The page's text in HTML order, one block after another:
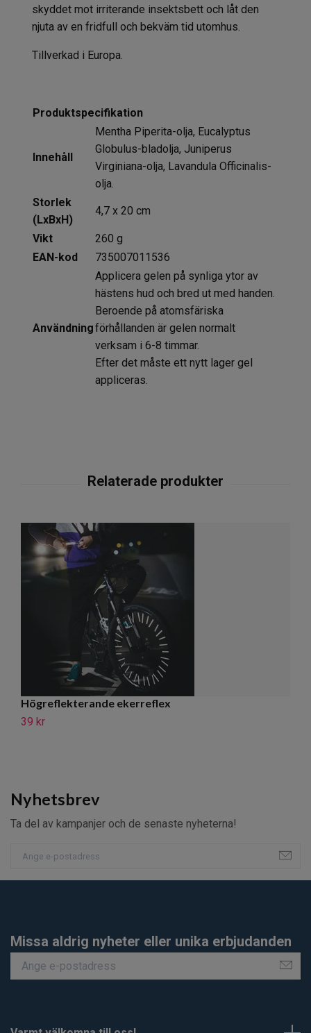
Nyhetsbrev
Ta del av kampanjer och de senaste nyheterna!
skyddet mot irriterande insektsbett och låt den
njuta av en fridfull och bekväm tid utomhus.
Tillverkad i Europa.
Produktspecifikation
Innehåll
Mentha Piperita-olja, Eucalyptus
Globulus-bladolja, Juniperus
Virginiana-olja, Lavandula Officinalis-
olja.
Storlek
(LxBxH)
4,7 x 20 cm
Vikt
260 g
EAN-kod
735007011536
Användning
Applicera gelen på synliga ytor av
hästens hud och bred ut med handen.
Beroende på atomsfäriska
förhållanden är gelen normalt
verksam i 6-8 timmar.
Efter det måste ett nytt lager gel
appliceras.
Högreflekterande ekerreflex
39 kr
Missa aldrig nyheter eller unika erbjudanden